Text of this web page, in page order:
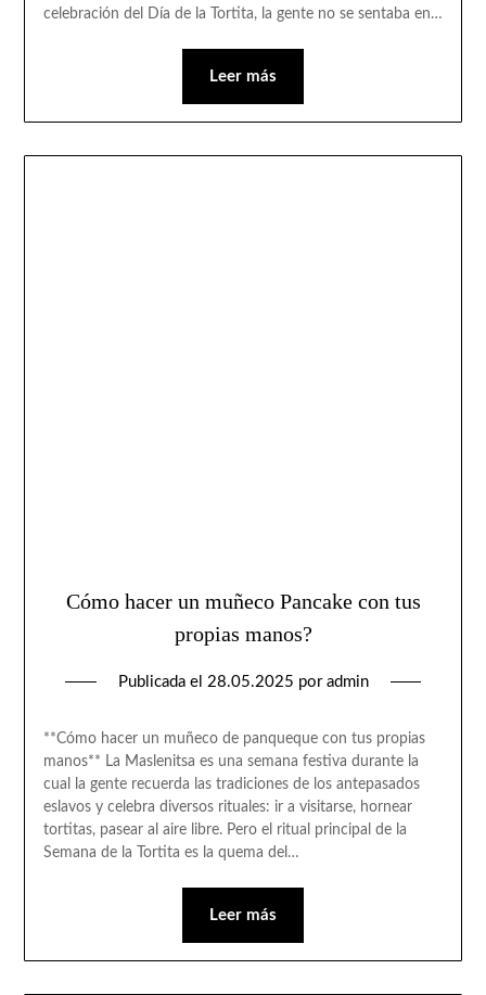
celebración del Día de la Tortita, la gente no se sentaba en…
Leer más
Cómo hacer un muñeco Pancake con tus
propias manos?
Publicada el 28.05.2025 por admin
**Cómo hacer un muñeco de panqueque con tus propias
manos** La Maslenitsa es una semana festiva durante la
cual la gente recuerda las tradiciones de los antepasados
eslavos y celebra diversos rituales: ir a visitarse, hornear
tortitas, pasear al aire libre. Pero el ritual principal de la
Semana de la Tortita es la quema del…
Leer más